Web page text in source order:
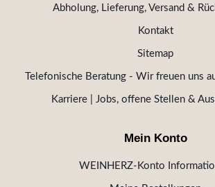
Abholung, Lieferung, Versand &
Kontakt
Sitemap
Telefonische Beratung - Wir freuen uns
Karriere | Jobs, offene Stellen &
Mein Konto
WEINHERZ-Konto